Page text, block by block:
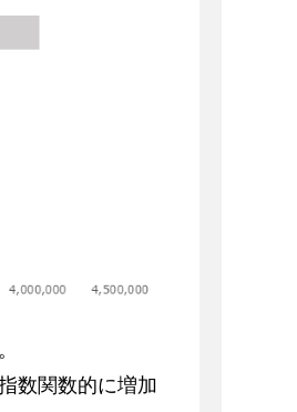
数関数的に増加